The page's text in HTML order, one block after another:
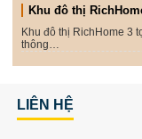
Khu đô thị
Khu đô thị RichHome 3
thông…
LIÊN HỆ